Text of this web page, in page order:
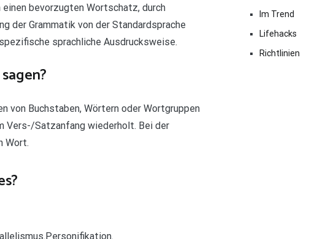
bevorzugten Wortschatz, durch
der Grammatik von der Standardsprache
sprachliche Ausdrucksweise.
von Buchstaben, Wörtern oder Wortgruppen
Vers-/Satzanfang wiederholt. Bei der
Wort.
Im Trend
Lifehacks
Richtlinien